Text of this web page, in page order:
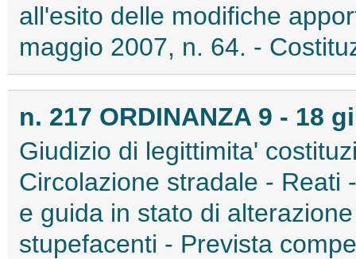
all'esito delle modifiche
maggio 2007, n. 64. -
n. 217 ORDINANZA 9 - 18
Giudizio di legittimita'
Circolazione stradale - Reati
e guida in stato di
stupefacenti - Prevista